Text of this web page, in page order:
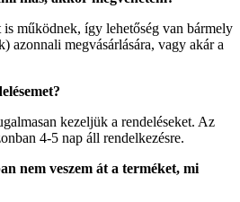
működnek, így lehetőség van bármely
azonnali megvásárlására, vagy akár a
kezeljük a rendeléseket. Az
4-5 nap áll rendelkezésre.
nem veszem át a terméket, mi